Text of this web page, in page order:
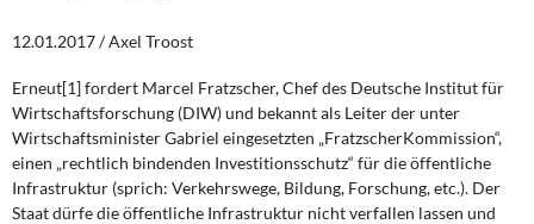
Wirtschaftspolitik
Steuer- und Finanzpolitik
Öffentliche Infrastruktur und Daseinsvorsorge
Eurokrise und Griechenland
12.01.2017 / Axel Troost
Erneut[1] fordert Marcel Fratzscher, Chef des Deutsche Institut für
Wirtschaftsforschung (DIW) und bekannt als Leiter der unter
Wirtschaftsminister Gabriel eingesetzten „FratzscherKommission“,
einen „rechtlich bindenden Investitionsschutz“ für die öffentliche
Infrastruktur (sprich: Verkehrswege, Bildung, Forschung, etc.). Der
Staat dürfe die öffentliche Infrastruktur nicht verfallen lassen und